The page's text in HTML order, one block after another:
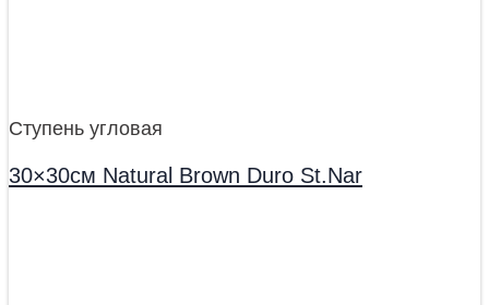
Ступень угловая
30×30см Natural Brown Duro St.Nar